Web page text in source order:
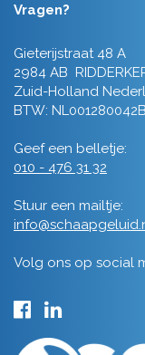
Vragen?
Gieterijstraat 48 A
2984 AB
Zuid-Holland
BTW:
Geef een belletje:
010 - 476 31 32
Stuur een mailtje:
Volg ons op social